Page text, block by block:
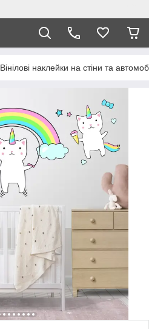
Вінілові наклейки на стіни та